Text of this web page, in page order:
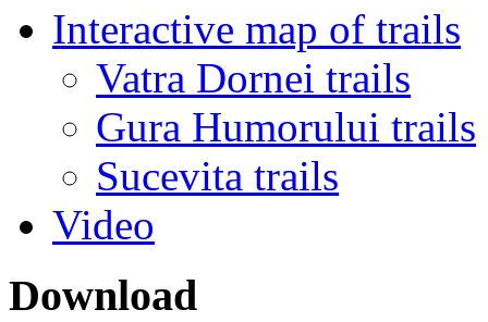
Interactive map of trails
Vatra Dornei trails
Gura Humorului trails
Sucevita trails
Video
Download